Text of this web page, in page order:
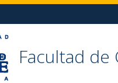
Facultad de